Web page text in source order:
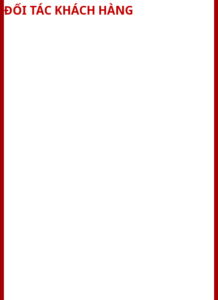
ĐỐI TÁC KHÁCH HÀNG